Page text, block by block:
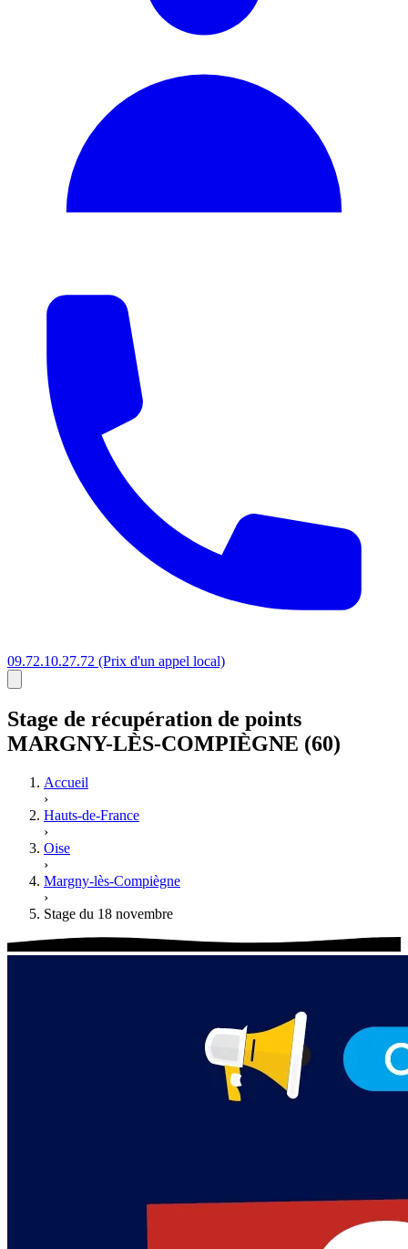
09.72.10.27.72 (Prix d'un appel local)
Stage de récupération de points
MARGNY-LÈS-COMPIÈGNE (60)
Accueil
›
Hauts-de-France
›
Oise
›
Margny-lès-Compiègne
›
Stage du 18 novembre